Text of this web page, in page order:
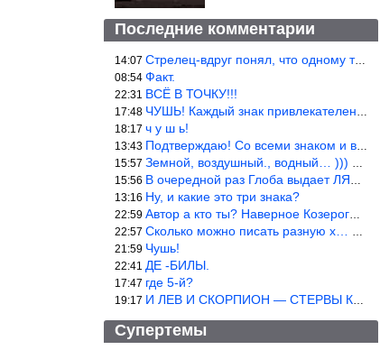
Последние комментарии
14:07 Стрелец-вдруг понял, что одному то и жить легче.
08:54 Факт.
22:31 ВСЁ В ТОЧКУ!!!
17:48 ЧУШЬ! Каждый знак привлекателен! И среди Весов, Близнецов встреч
18:17 ч у ш ь!
13:43 Подтверждаю! Со всеми знаком и все одиноки и Я )))
15:57 Земной, воздушный., водный… ))) выбери сам трех из 9 )))
15:56 В очередной раз Глоба выдает ЛЯП! А корректоры, редакторы пропус
13:16 Ну, и какие это три знака?
22:59 Автор а кто ты? Наверное Козерог… Рога жена Рыба наставила ))
22:57 Сколько можно писать разную х… йню? Автор что то обкурился?
21:59 Чушь!
22:41 ДЕ -БИЛЫ.
17:47 где 5-й?
19:17 И ЛЕВ И СКОРПИОН — СТЕРВЫ КАКИХ ЕЩЕ ПОИСКАТЬ НАДО
Супертемы